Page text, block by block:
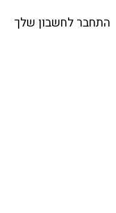
התחבר לחשבון שלך